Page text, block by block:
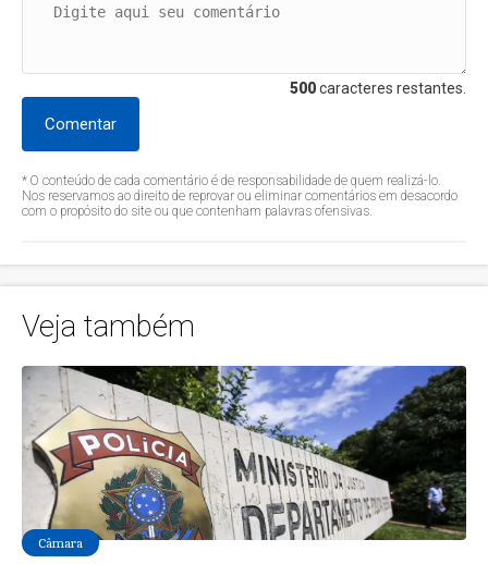
500caracteres restantes.
Comentar
* O conteúdo de cada comentário é de responsabilidade de quem realizá-lo.
Nos reservamos ao direito de reprovar ou eliminar comentários em desacordo
com o propósito do site ou que contenham palavras ofensivas.
Veja também
Câmara